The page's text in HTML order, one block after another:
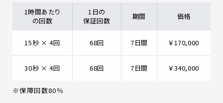
1時間あたり
の回数
1日の
保証回数
期間 価格
15秒 × 4回 68回 7日間 ￥170,000
30秒 × 4回 68回 7日間 ￥340,000
※保障回数80％